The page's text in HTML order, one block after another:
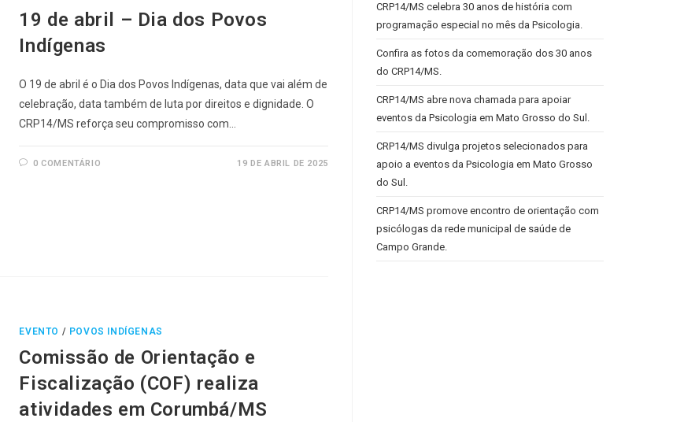
19 de abril – Dia dos Povos
Indígenas
O 19 de abril é o Dia dos Povos Indígenas, data que vai além de
celebração, data também de luta por direitos e dignidade. O
CRP14/MS reforça seu compromisso com…
0 COMENTÁRIO 19 DE ABRIL DE 2025
EVENTO / POVOS INDÍGENAS
Comissão de Orientação e
Fiscalização (COF) realiza
atividades em Corumbá/MS
CRP14/MS celebra 30 anos de história com
programação especial no mês da Psicologia.
Confira as fotos da comemoração dos 30 anos
do CRP14/MS.
CRP14/MS abre nova chamada para apoiar
eventos da Psicologia em Mato Grosso do Sul.
CRP14/MS divulga projetos selecionados para
apoio a eventos da Psicologia em Mato Grosso
do Sul.
CRP14/MS promove encontro de orientação com
psicólogas da rede municipal de saúde de
Campo Grande.